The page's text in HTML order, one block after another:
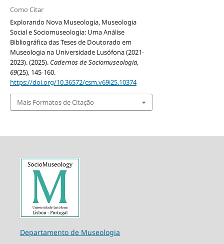
Como Citar
Explorando Nova Museologia, Museologia
Social e Sociomuseologia: Uma Análise
Bibliográfica das Teses de Doutorado em
Museologia na Universidade Lusófona (2021-
2023). (2025). Cadernos de Sociomuseologia,
69(25), 145-160.
https://doi.org/10.36572/csm.v69i25.10374
Mais Formatos de Citação
Departamento de Museologia